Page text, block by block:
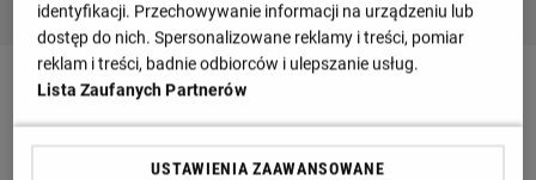
90 + 3'
Berat Djimsiti z Atalanta przechwytuje dośrodkowanie
skierowane w pole karne.
identyfikacji. Przechowywanie informacji na urządzeniu lub
dostęp do nich. Spersonalizowane reklamy i treści, pomiar
reklam i treści, badnie odbiorców i ulepszanie usług.
Lista Zaufanych Partnerów
USTAWIENIA ZAAWANSOWANE